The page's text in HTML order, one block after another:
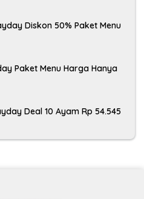
Diskon 50% Paket Menu
Paket Menu Harga Hanya
Deal 10 Ayam Rp 54.545